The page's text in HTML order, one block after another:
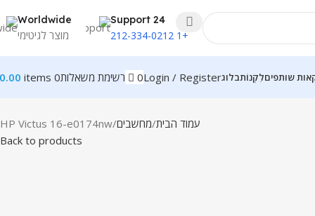
24 Support
+1 212-334-0212
Worldwide
מוצר לגיטימי
שותפיםלִקְנוֹתבלוגLogin / Register
0 רשימת משאלות0
items
0.00
עמוד הבית מחשבים HP Victus 16-e0174nw
Back to products